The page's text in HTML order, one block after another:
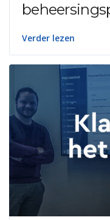
Verder lezen